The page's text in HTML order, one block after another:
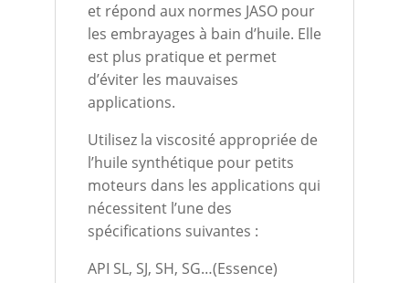
et répond aux normes JASO pour
les embrayages à bain d’huile. Elle
est plus pratique et permet
d’éviter les mauvaises
applications.
Utilisez la viscosité appropriée de
l’huile synthétique pour petits
moteurs dans les applications qui
nécessitent l’une des
spécifications suivantes :
API SL, SJ, SH, SG…(Essence)